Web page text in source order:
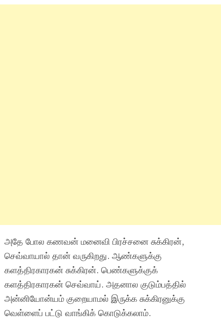
அதே போல கணவன் மனைவி பிரச்சனை சுக்கிரன்,
செவ்வாயால் தான் வருகிறது. ஆண்களுக்கு
களத்திரகாரகன் சுக்கிரன். பெண்களுக்குக்
களத்திரகாரகன் செவ்வாய். அதனால குடும்பத்தில்
அன்னியோன்யம் குறையாமல் இருக்க சுக்கிரனுக்கு
வெள்ளைப் பட்டு வாங்கிக் கொடுக்கலாம்.